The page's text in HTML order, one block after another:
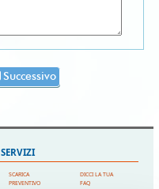
Successivo
SERVIZI
SCARICA
PREVENTIVO
DICCI LA TUA
FAQ